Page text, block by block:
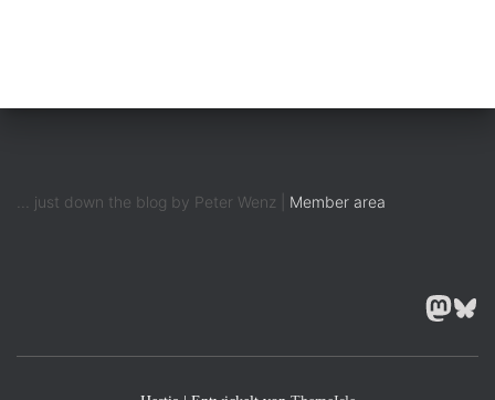
... just down the blog by Peter Wenz | Member area
MASTODON